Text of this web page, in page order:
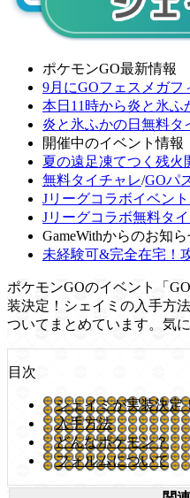
ポケモンGO最新情報
9月にGOフェスメガフ
本日11時から炎と氷ふ
炎と氷ふかの日無料タ
開催中のイベント情報
夏の遠足凍てつく残火
無料タイチャレ/GOパ
Jリーグコラボイベント
Jリーグコラボ無料タ
GameWithからのお知
未経験可&完全在宅！
ポケモンGOのイベント「
装決定！シェイミの入手方
ついてまとめています。気
目次
シェイミが実装決定
入手方法
どんなポケモン？
フォルムについて